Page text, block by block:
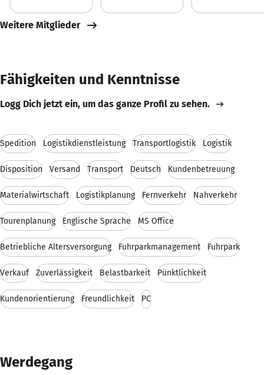
Weitere Mitglieder
Fähigkeiten und Kenntnisse
Logg Dich jetzt ein, um das ganze Profil zu sehen.
Spedition Logistikdienstleistung Transportlogistik Logistik
Disposition Versand Transport Deutsch Kundenbetreuung
Materialwirtschaft Logistikplanung Fernverkehr Nahverkehr
Tourenplanung Englische Sprache MS Office
Betriebliche Altersversorgung Fuhrparkmanagement Fuhrpark
Verkauf Zuverlässigkeit Belastbarkeit Pünktlichkeit
Kundenorientierung Freundlichkeit PC
Werdegang